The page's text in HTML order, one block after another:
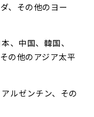
、その他のヨー
、中国、韓国、
の他のアジア太平
ルゼンチン、その